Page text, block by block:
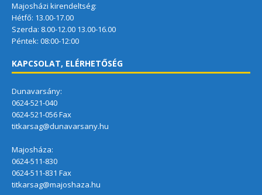
Majosházi kirendeltség:
Hétfő: 13.00-17.00
Szerda: 8.00-12.00 13.00-16.00
Péntek: 08:00-12:00
KAPCSOLAT, ELÉRHETŐSÉG
Dunavarsány:
0624-521-040
0624-521-056 Fax
titkarsag@dunavarsany.hu
Majosháza:
0624-511-830
0624-511-831 Fax
titkarsag@majoshaza.hu